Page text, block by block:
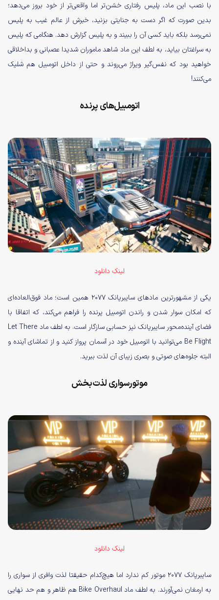
با نصب این ماد، پلیس رفتاری خشن‌تر اما واقعی‌تر از خود بروز می‌دهد؛
بدین صورت که اگر دست به جنایتی بزنید، خبرش از عالم غیب به پلیس
نمی‌رسد بلکه باید کسی آن را ببیند و به پلیس گزارش دهد. هنگامی که پلیس
به سراغتان بیاید، به لطف این ماد شاهد ماموران شدیدا عصبانی و بداخلاقی
خواهید بود که نفس‌گیر ویراژ می‌روند و حتی از داخل اتومبیل هم شلیک
می‌کنند!
اتومبیل‌های پرنده
لینک دانلود
یکی از مشهورترین مادهای سایبرپانک ۲۰۷۷ همین است؛ ماد فوق‌العاده‌ای
که امکان سوار شدن و راندن اتومبیل پرنده را فراهم می‌کند، که اتفاقا با
فضای آینده‌محور سایبرپانک نیز حسابی سازگار است. به لطف ماد Let There
Be Flight می‌توانید با اتومبیل خود در آسمان پرواز کنید و از تماشای آینده و
البته جلوه‌های صوتی و بصری زیبای آن لذت ببرید.
موتورسواری لذت‌بخش
لینک دانلود
سایبرپانک ۲۰۷۷ موتور کم ندارد اما هیچ‌کدام حقیقتا لذت وافری از سواری را
به ارمغان نمی‌‌آورند. به لطف ماد Bike Overhaul هم ظاهر و هم حد نهایی